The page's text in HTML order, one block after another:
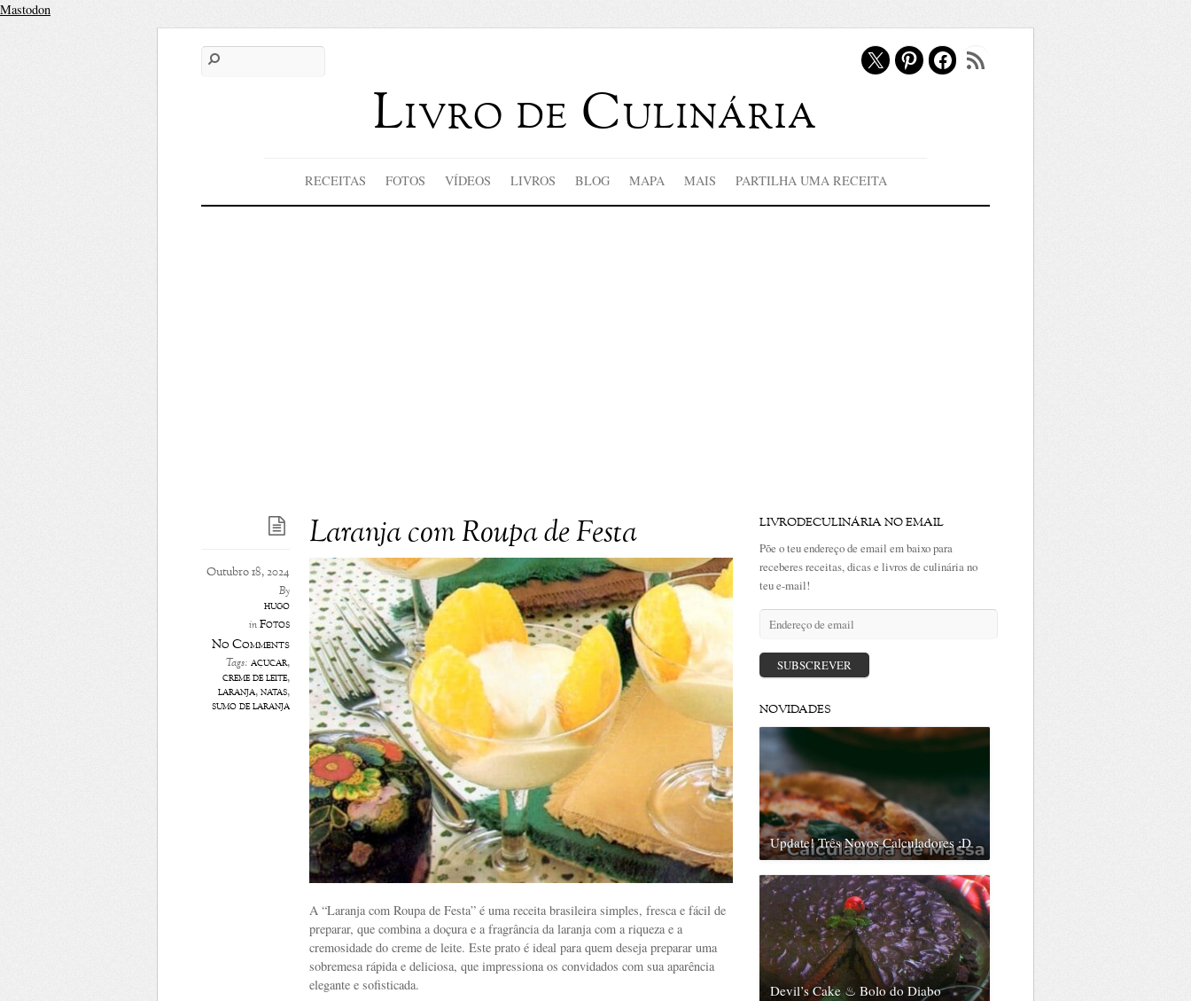
Mastodon
Livro de Culinária
X Pinterest
Facebook
Feed RSS
RECEITAS FOTOS VÍDEOS LIVROS BLOG MAPA MAIS PARTILHA UMA RECEITA
Laranja com Roupa de Festa
Outubro 18, 2024
By
hugo
inFotos
No Comments
Tags: açúcar,
creme de leite,
laranja,natas,
sumo de laranja
A “Laranja com Roupa de Festa” é uma receita brasileira simples, fresca e fácil de
preparar, que combina a doçura e a fragrância da laranja com a riqueza e a
cremosidade do creme de leite. Este prato é ideal para quem deseja preparar uma
sobremesa rápida e deliciosa, que impressiona os convidados com sua aparência
elegante e sofisticada.
LIVRODECULINÁRIA NO EMAIL
Põe o teu endereço de email em baixo para
receberes receitas, dicas e livros de culinária no
teu e-mail!
email
SUBSCREVER
NOVIDADES
Update! Três Novos Calculadores ;D
Devil’s Cake ♨ Bolo do Diabo